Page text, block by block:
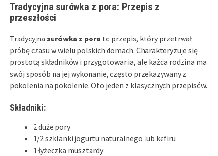
Tradycyjna surówka z pora: Przepis z
przeszłości
Tradycyjna surówka z pora to przepis, który przetrwał
próbę czasu w wielu polskich domach. Charakteryzuje się
prostotą składników i przygotowania, ale każda rodzina ma
swój sposób na jej wykonanie, często przekazywany z
pokolenia na pokolenie. Oto jeden z klasycznych przepisów.
Składniki:
2 duże pory
1/2 szklanki jogurtu naturalnego lub kefiru
1 łyżeczka musztardy